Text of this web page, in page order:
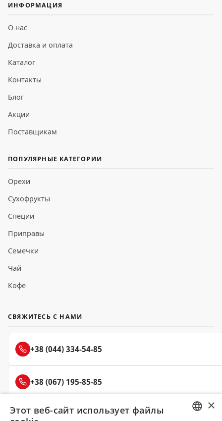
ИНФОРМАЦИЯ
О нас
Доставка и оплата
Каталог
Контакты
Блог
Акции
Поставщикам
ПОПУЛЯРНЫЕ КАТЕГОРИИ
Орехи
Сухофрукты
Специи
Приправы
Семечки
Чай
Кофе
СВЯЖИТЕСЬ С НАМИ
+38 (044) 334-54-85
+38 (067) 195-85-85
+38 (050) 145-85-45
×
Этот веб-сайт использует файлы